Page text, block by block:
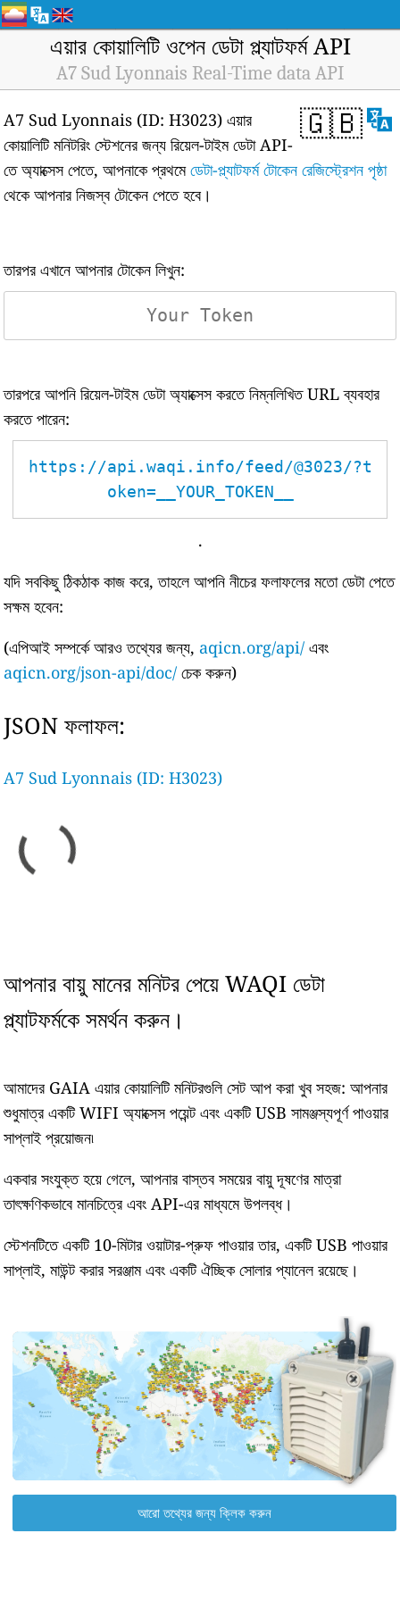
এয়ার কোয়ালিটি ওপেন ডেটা প্ল্যাটফর্ম API
A7 Sud Lyonnais Real-Time data API
🇬🇧
A7 Sud Lyonnais (ID: H3023) এয়ার
কোয়ালিটি মনিটরিং স্টেশনের জন্য রিয়েল-টাইম ডেটা API-
তে অ্যাক্সেস পেতে, আপনাকে প্রথমেডেটা-প্ল্যাটফর্ম টোকেন রেজিস্ট্রেশন পৃষ্ঠা
থেকে আপনার নিজস্ব টোকেন পেতে হবে।
তারপর এখানে আপনার টোকেন লিখুন:
তারপরে আপনি রিয়েল-টাইম ডেটা অ্যাক্সেস করতে নিম্নলিখিত URL ব্যবহার
করতে পারেন:
https://api.waqi.info/feed/@3023/?t
oken=__YOUR_TOKEN__
.
যদি সবকিছু ঠিকঠাক কাজ করে, তাহলে আপনি নীচের ফলাফলের মতো ডেটা পেতে
সক্ষম হবেন:
(এপিআই সম্পর্কে আরও তথ্যের জন্য, aqicn.org/api/ এবং
aqicn.org/json-api/doc/ চেক করুন)
JSON ফলাফল:
A7 Sud Lyonnais (ID: H3023)
আপনার বায়ু মানের মনিটর পেয়ে WAQI ডেটা
প্ল্যাটফর্মকে সমর্থন করুন।
আমাদের GAIA এয়ার কোয়ালিটি মনিটরগুলি সেট আপ করা খুব সহজ: আপনার
শুধুমাত্র একটি WIFI অ্যাক্সেস পয়েন্ট এবং একটি USB সামঞ্জস্যপূর্ণ পাওয়ার
সাপ্লাই প্রয়োজন৷
একবার সংযুক্ত হয়ে গেলে, আপনার বাস্তব সময়ের বায়ু দূষণের মাত্রা
তাৎক্ষণিকভাবে মানচিত্রে এবং API-এর মাধ্যমে উপলব্ধ।
স্টেশনটিতে একটি 10-মিটার ওয়াটার-প্রুফ পাওয়ার তার, একটি USB পাওয়ার
সাপ্লাই, মাউন্ট করার সরঞ্জাম এবং একটি ঐচ্ছিক সোলার প্যানেল রয়েছে।
আরো তথ্যের জন্য ক্লিক করুন